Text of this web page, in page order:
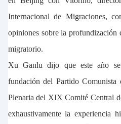
Internacional de Migraciones,
opiniones sobre la profundización
migratorio.
Xu Ganlu dijo que este año
fundación del Partido
Plenaria del XIX Comité Central
exhaustivamente la experiencia